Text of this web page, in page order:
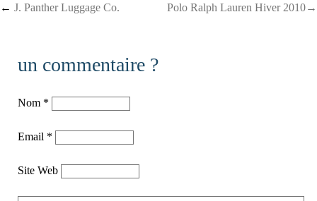
Post navigation
← J. Panther Luggage Co. Polo Ralph Lauren Hiver 2010→
un commentaire ?
Nom *
Email *
Site Web